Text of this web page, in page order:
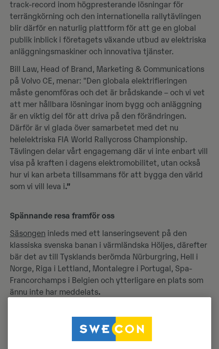
track-record inom högpresterande lösningar för
terrängkörning och den internationella rallytävlingen
blir därför en naturlig plattform för att ge en global
publik inblick i företagets växande utbud av elektriska
anläggningsmaskiner och innovativa tjänster.
Bill Law, Head of Brand, Marketing & Communications
på Volvo CE, menar: "Den globala elektrifieringen
måste genomföras och det är brådskande – och vi vet
att mer hållbara lösningar inom bygg och anläggning
är en viktig del för att driva på den förändringen.
Därför är vi glada över samarbetet med det nu
helelektriska FIA World Rallycross Championship.
Tävlingen delar vårt engagemang där vi inte enbart vill
visa på kraften i dagens elektromobilitet, utan också
hur vi kan arbeta tillsammans för att bygga den värld
som vi vill leva i.”
Spännande resa framför oss
Säsongen inleds med ett lanseringsevent på den
klassiska svenska banan i värmländska Höljes, därefter
bär det av till Tysklands berömda Nürburgring, Hell i
Norge, Riga i Lettland, Montalegre i Portugal, Spa-
Francorchamps i Belgien och ytterligare en plats som
ännu inte har meddelats.
Som en del av en gemensam hållbarhetsplan kommer